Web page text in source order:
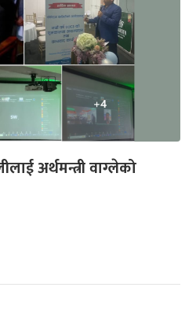
अर्थमन्त्री वाग्लेको